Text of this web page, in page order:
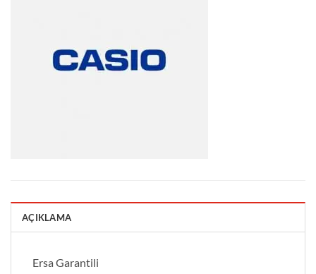
AÇIKLAMA
Ersa Garantili